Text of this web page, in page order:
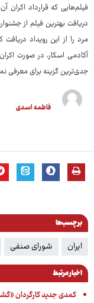
فیلم‌هایی که قرارداد اکران
دریافت بهترین فیلم از
مرد را از این رویداد
آکادمی اسکار، در صورت
جدی‌ترین گزینه برای معرفی
فاطمه اسدی
برچسب‌ها
ایران شورای صنفی
اخبار مرتبط
کمدی جدید کارگردان